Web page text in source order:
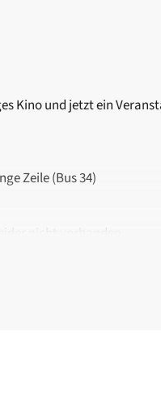
Kino und jetzt ein
Zeile (Bus 34)